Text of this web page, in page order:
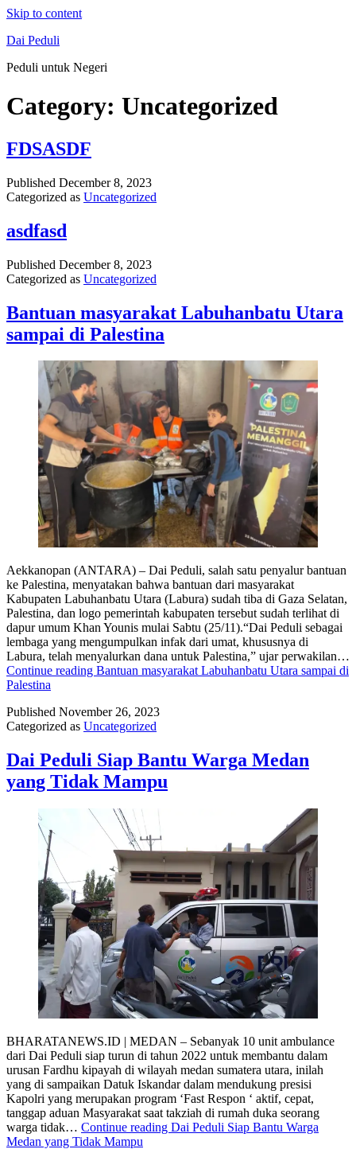
Skip to content
Dai Peduli
Peduli untuk Negeri
Category: Uncategorized
FDSASDF
Published December 8, 2023
Categorized as Uncategorized
asdfasd
Published December 8, 2023
Categorized as Uncategorized
Bantuan masyarakat Labuhanbatu Utara
sampai di Palestina
Aekkanopan (ANTARA) – Dai Peduli, salah satu penyalur bantuan
ke Palestina, menyatakan bahwa bantuan dari masyarakat
Kabupaten Labuhanbatu Utara (Labura) sudah tiba di Gaza Selatan,
Palestina, dan logo pemerintah kabupaten tersebut sudah terlihat di
dapur umum Khan Younis mulai Sabtu (25/11).“Dai Peduli sebagai
lembaga yang mengumpulkan infak dari umat, khususnya di
Labura, telah menyalurkan dana untuk Palestina,” ujar perwakilan…
Continue reading Bantuan masyarakat Labuhanbatu Utara sampai di
Palestina
Published November 26, 2023
Categorized as Uncategorized
Dai Peduli Siap Bantu Warga Medan
yang Tidak Mampu
BHARATANEWS.ID | MEDAN – Sebanyak 10 unit ambulance
dari Dai Peduli siap turun di tahun 2022 untuk membantu dalam
urusan Fardhu kipayah di wilayah medan sumatera utara, inilah
yang di sampaikan Datuk Iskandar dalam mendukung presisi
Kapolri yang merupakan program ‘Fast Respon ‘ aktif, cepat,
tanggap aduan Masyarakat saat takziah di rumah duka seorang
warga tidak… Continue reading Dai Peduli Siap Bantu Warga
Medan yang Tidak Mampu